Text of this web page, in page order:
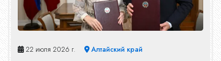
22 июля 2026 г. Алтайский край